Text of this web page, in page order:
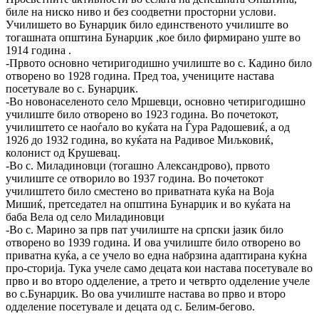
биле на ниско ниво и без соодветни просторни услови.
Училишето во Бунарџик било единственото училиште во
тогашната општина Бунарџик ,кое било фирмирано уште во
1914 година .
-Првото основно четиригодишно училиште во с. Кадино било
отворено во 1928 година. Пред тоа, учениците настава
посетувале во с. Бунарџик.
-Во новонаселеното село Мршевци, основно четиригодишно
училиште било отворено во 1923 година. Во почетокот,
училиштето се наоѓало во куќата на Ѓура Радошевиќ, а од
1926 до 1932 година, во куќата на Радивое Миљковиќ,
колонист од Крушевац.
-Во с. Миладиновци (тогашно Александрово), првото
училиште се отворило во 1937 година. Во почетокот
училиштето било сместено во приватната куќа на Воја
Мишиќ, претседател на општина Бунарџик и во куќата на
баба Вела од село Миладиновци
-Во с. Марино за прв пат училиште на српски јазик било
отворено во 1939 година. И ова училиште било отворено во
приватна куќа, а се учело во една набрзина адаптирана куќна
про-сторија. Тука учеле само децата кои настава посетувале во
прво и во второ одделение, а трето и четврто одделение учеле
во с.Бунарџик. Во ова училиште настава во прво и второ
одделение посетувале и децата од с. Белим-бегово.